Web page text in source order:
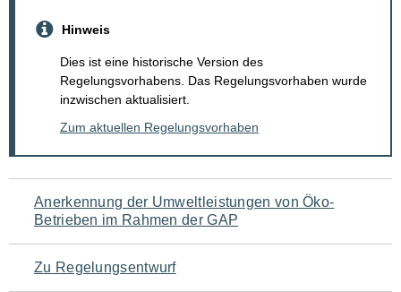
Hinweis
Dies ist eine historische Version des
Regelungsvorhabens. Das Regelungsvorhaben wurde
inzwischen aktualisiert.
Zum aktuellen Regelungsvorhaben
Navigation
für
den
Anerkennung der Umweltleistungen von Öko-
Betrieben im Rahmen der GAP
Zu Regelungsentwurf